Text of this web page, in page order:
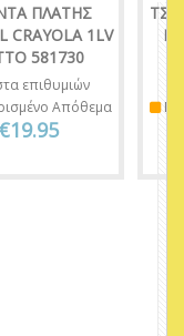
ΠΛΑΤΗΣ
CRAYOLA 1LV
581730
επιθυμιών
Απόθεμα
€19.95